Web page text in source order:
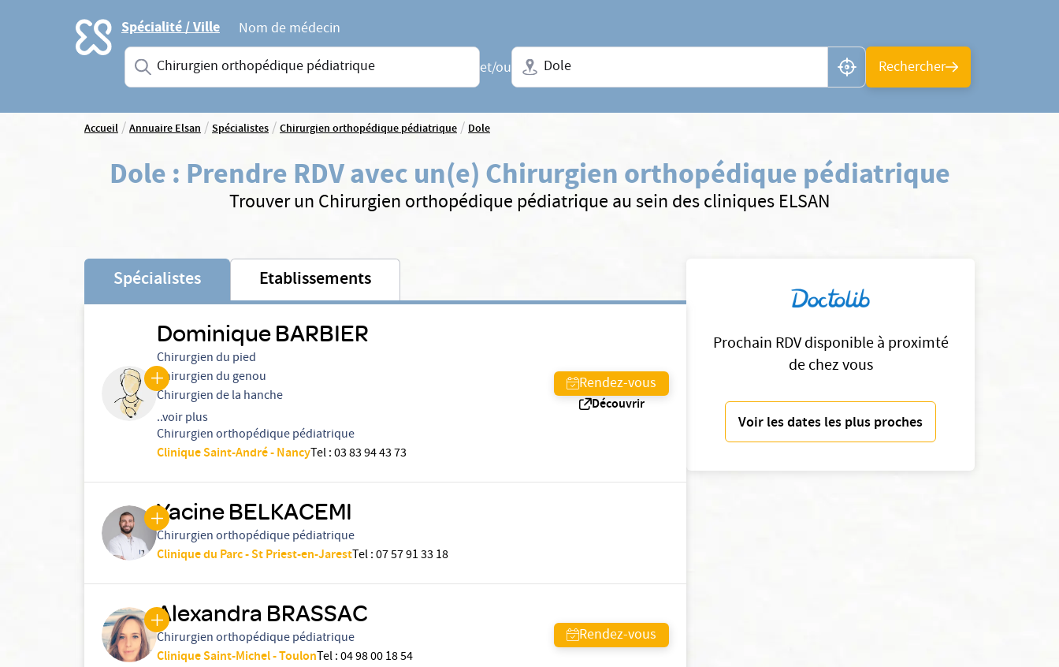
Accueil Spécialité / Ville
Nom de médecin
Saisissez une spécialité ou un service
et/ou
Ville + N° de département, région ou CP
Rechercher
Accueil/Annuaire Elsan/Spécialistes/Chirurgien orthopédique pédiatrique/Dole
Dole : Prendre RDV avec un(e) Chirurgien orthopédique pédiatrique
Trouver un Chirurgien orthopédique pédiatrique au sein des cliniques ELSAN
Prochain RDV disponible à proximté
de chez vous
Voir les dates les plus proches
Spécialistes Etablissements
Dominique BARBIER
Chirurgien du pied
Chirurgien du genou
Chirurgien de la hanche
..voir plus
Chirurgien orthopédique pédiatrique
Clinique Saint-André - NancyTel:03 83 94 43 73
Rendez-vous
Découvrir
Yacine BELKACEMI
Chirurgien orthopédique pédiatrique
Clinique du Parc - St Priest-en-JarestTel:07 57 91 33 18
Alexandra BRASSAC
Chirurgien orthopédique pédiatrique
Clinique Saint-Michel - ToulonTel:04 98 00 18 54
Rendez-vous